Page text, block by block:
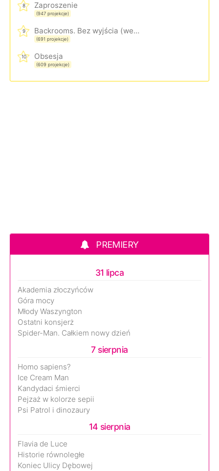
8 Zaproszenie
(947 projekcje)
9 Backrooms. Bez wyjścia (wersja rozszerzona)
(691 projekcje)
10 Obsesja
(609 projekcje)
PREMIERY
31 lipca
Akademia złoczyńców
Góra mocy
Młody Waszyngton
Ostatni konsjerż
Spider-Man. Całkiem nowy dzień
7 sierpnia
Homo sapiens?
Ice Cream Man
Kandydaci śmierci
Pejzaż w kolorze sepii
Psi Patrol i dinozaury
14 sierpnia
Flavia de Luce
Historie równoległe
Koniec Ulicy Dębowej